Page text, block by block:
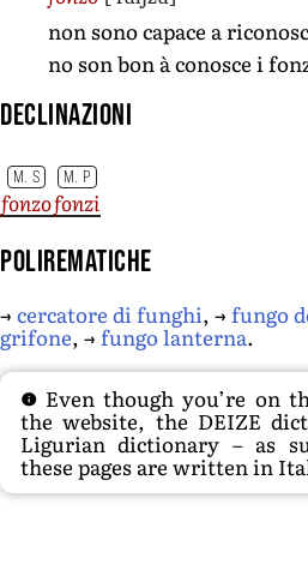
non sono capace a
no son bon à conosce i
Declinazioni
M. S M. P
fonzofonzi
Polirematiche
→ cercatore di funghi, → fungo
grifone, → fungo lanterna.
Even though you’re on
the website, the DEIZE
Ligurian dictionary – as
these pages are written in